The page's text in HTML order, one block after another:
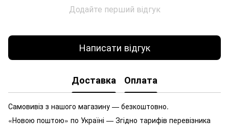
Додайте перший відгук
Написати відгук
Доставка Оплата
Самовивіз з нашого магазину — безкоштовно.
«Новою поштою» по Україні — Згідно тарифів перевізника